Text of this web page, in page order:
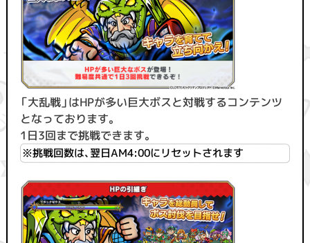
「大乱戦」はHPが多い巨大ボスと対戦するコンテンツ
となっております。
1日3回まで挑戦できます。
※挑戦回数は、翌日AM4:00にリセットされます